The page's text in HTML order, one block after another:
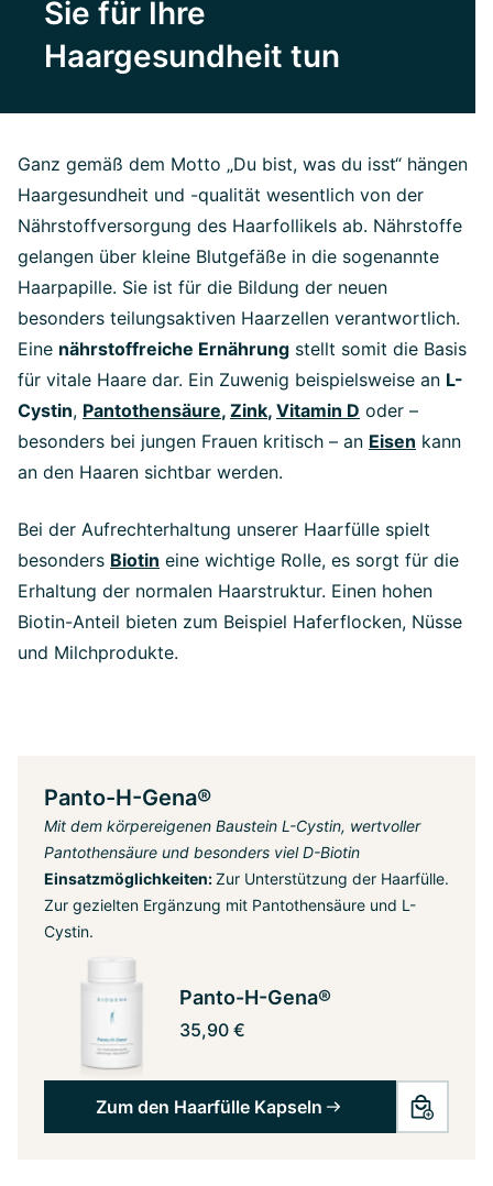
Sie für Ihre
Haargesundheit tun
Ganz gemäß dem Motto „Du bist, was du isst“ hängen
Haargesundheit und -qualität wesentlich von der
Nährstoffversorgung des Haarfollikels ab. Nährstoffe
gelangen über kleine Blutgefäße in die sogenannte
Haarpapille. Sie ist für die Bildung der neuen
besonders teilungsaktiven Haarzellen verantwortlich.
Eine nährstoffreiche Ernährung stellt somit die Basis
für vitale Haare dar. Ein Zuwenig beispielsweise an L-
Cystin, Pantothensäure, Zink, Vitamin D oder –
besonders bei jungen Frauen kritisch – an Eisen kann
an den Haaren sichtbar werden.
Bei der Aufrechterhaltung unserer Haarfülle spielt
besonders Biotin eine wichtige Rolle, es sorgt für die
Erhaltung der normalen Haarstruktur. Einen hohen
Biotin-Anteil bieten zum Beispiel Haferflocken, Nüsse
und Milchprodukte.
Panto-H-Gena®
Mit dem körpereigenen Baustein L-Cystin, wertvoller
Pantothensäure und besonders viel D-Biotin
Einsatzmöglichkeiten:Zur Unterstützung der Haarfülle.
Zur gezielten Ergänzung mit Pantothensäure und L-
Cystin.
Panto-H-Gena®
35,90 €
Zum den Haarfülle Kapseln